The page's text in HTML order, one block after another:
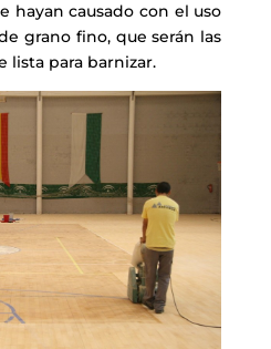
hayan causado con el uso
grano fino, que serán las
lista para barnizar.